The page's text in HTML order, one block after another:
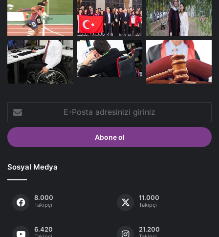
E-
Posta
adresinizi
giriniz
Sosyal Medya
8.000
Takipçi
11.000
Takipçi
6.420 21.200